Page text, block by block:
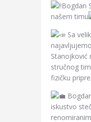
Bogdan
našem timu
Sa
Stanojković
stručnog
fizičku
iskustvo